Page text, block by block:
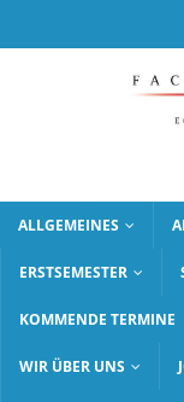
ALLGEMEINES
ERSTSEMESTER
KOMMENDE TERMINE
WIR ÜBER UNS